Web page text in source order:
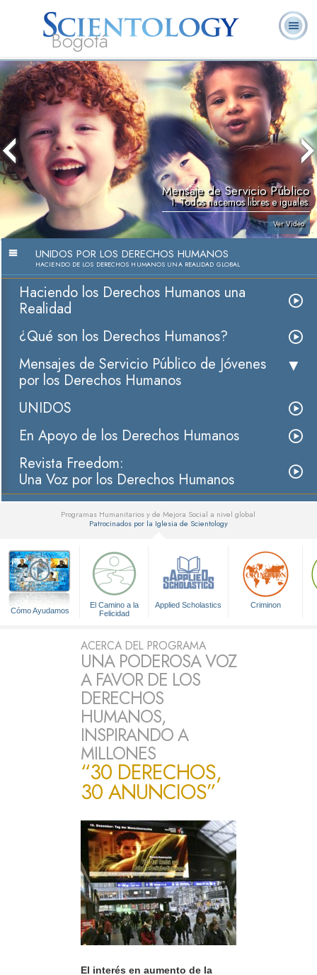
Bogotá
Acerca de
Nosotros
L. Ronald
Hubbard
¿Qué es
Scientology?
Ministros
Voluntarios
Preguntas
Frecuentes
Libros
Mensaje de Servicio Público
1. Todos nacemos libres e iguales.
Ver Video
This
is
a
modal
window.
UNIDOS POR LOS DERECHOS HUMANOS
HACIENDO DE LOS DERECHOS HUMANOS UNA REALIDAD GLOBAL
Haciendo los Derechos Humanos una
Realidad
¿Qué son los Derechos Humanos?
Mensajes de Servicio Público de Jóvenes
por los Derechos Humanos
UNIDOS
En Apoyo de los Derechos Humanos
Revista Freedom:
Una Voz por los Derechos Humanos
Programas Humanitarios y de Mejora Social a nivel global
Patrocinados por la Iglesia de Scientology
Cómo Ayudamos
El Camino a la
Felicidad
Applied Scholastics Criminon
ACERCA DEL PROGRAMA
UNA PODEROSA VOZ
A FAVOR DE LOS
DERECHOS
HUMANOS,
INSPIRANDO A
MILLONES
“30 DERECHOS,
30 ANUNCIOS”
El interés en aumento de la